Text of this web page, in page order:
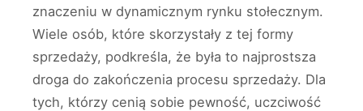
znaczeniu w dynamicznym rynku stołecznym.
Wiele osób, które skorzystały z tej formy
sprzedaży, podkreśla, że była to najprostsza
droga do zakończenia procesu sprzedaży. Dla
tych, którzy cenią sobie pewność, uczciwość